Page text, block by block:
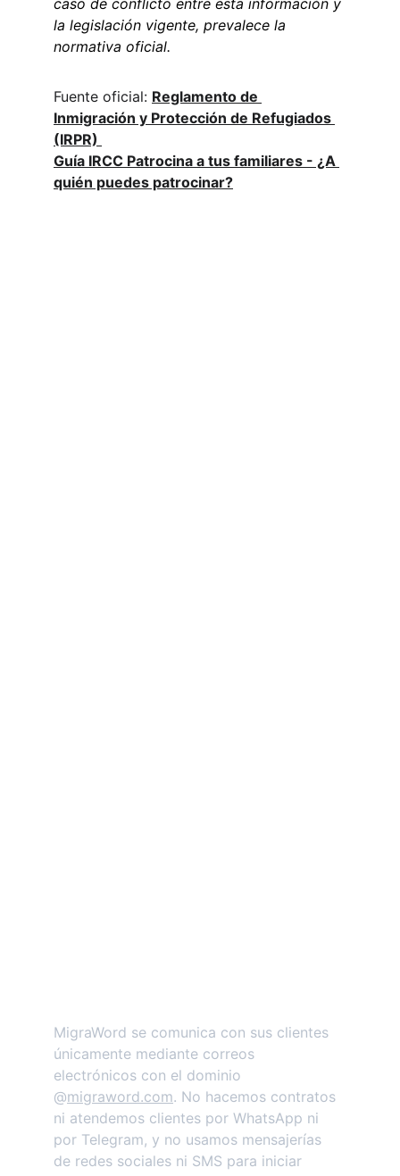
caso de conflicto entre esta información y
la legislación vigente, prevalece la
normativa oficial.
Fuente oficial: Reglamento de
Inmigración y Protección de Refugiados
(IRPR)
Guía IRCC Patrocina a tus familiares - ¿A
quién puedes patrocinar?
MigraWord se comunica con sus clientes
únicamente mediante correos
electrónicos con el dominio
@migraword.com. No hacemos contratos
ni atendemos clientes por WhatsApp ni
por Telegram, y no usamos mensajerías
de redes sociales ni SMS para iniciar